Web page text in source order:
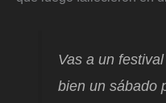
Vas a un
bien un sábado